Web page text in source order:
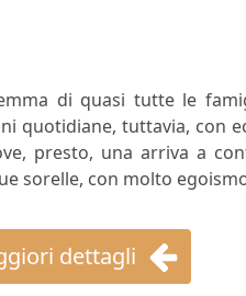
di quasi tutte le
quotidiane, tuttavia, con
presto, una arriva a
sorelle, con molto
dettagli